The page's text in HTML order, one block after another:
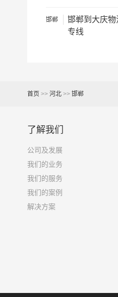
车型
4.2米货车
邯郸
邯郸到大庆
专线
首页 >> 河北>> 邯郸
了解我们
公司及发展
我们的业务
我们的服务
我们的案例
解决方案